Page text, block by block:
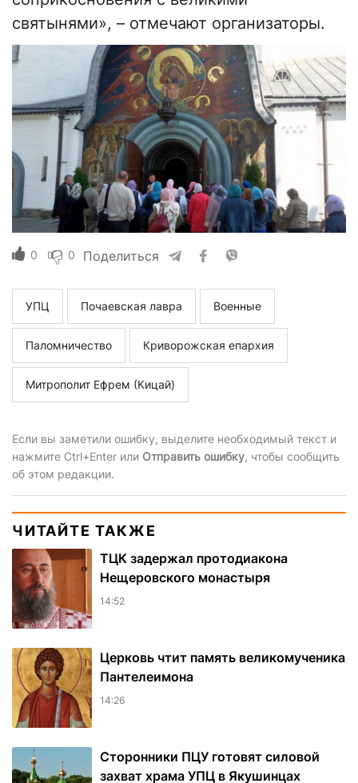
святынями», – отмечают организаторы.
0 0 Поделиться
УПЦ Почаевская лавра Военные
Паломничество Криворожская епархия
Митрополит Ефрем (Кицай)
Если вы заметили ошибку, выделите необходимый текст и
нажмите Ctrl+Enter или Отправить ошибку, чтобы сообщить
об этом редакции.
ЧИТАЙТЕ ТАКЖЕ
ТЦК задержал протодиакона
Нещеровского монастыря
14:52
Церковь чтит память великомученика
Пантелеимона
14:26
Сторонники ПЦУ готовят силовой
захват храма УПЦ в Якушинцах